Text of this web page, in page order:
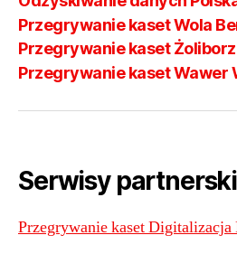
Przegrywanie kaset Wola
Przegrywanie kaset
Przegrywanie kaset Wawer
Serwisy
Przegrywanie kaset Digitalizacja